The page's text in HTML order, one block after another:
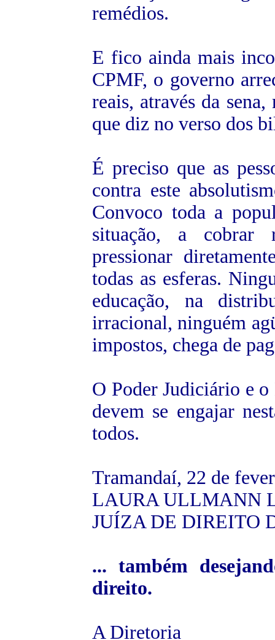
remédios.
E fico ainda mais
CPMF, o governo
reais, através da
que diz no verso dos
É preciso que as
contra este
Convoco toda a
situação, a cobrar
pressionar
todas as esferas.
educação, na
irracional, ninguém
impostos, chega de
O Poder Judiciário e
devem se engajar
todos.
Tramandaí, 22 de
LAURA ULLMANN
JUÍZA DE DIREITO
... também
direito.
A Diretoria